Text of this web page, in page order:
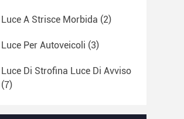
Luce A Strisce Morbida (2)
Luce Per Autoveicoli (3)
Luce Di Strofina Luce Di Avviso
(7)